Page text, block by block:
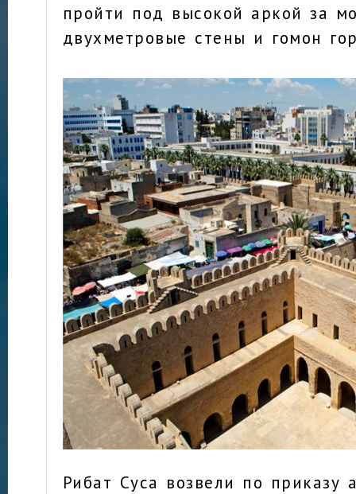
пройти под высокой аркой за
двухметровые стены и гомон
Рибат Суса возвели по приказу